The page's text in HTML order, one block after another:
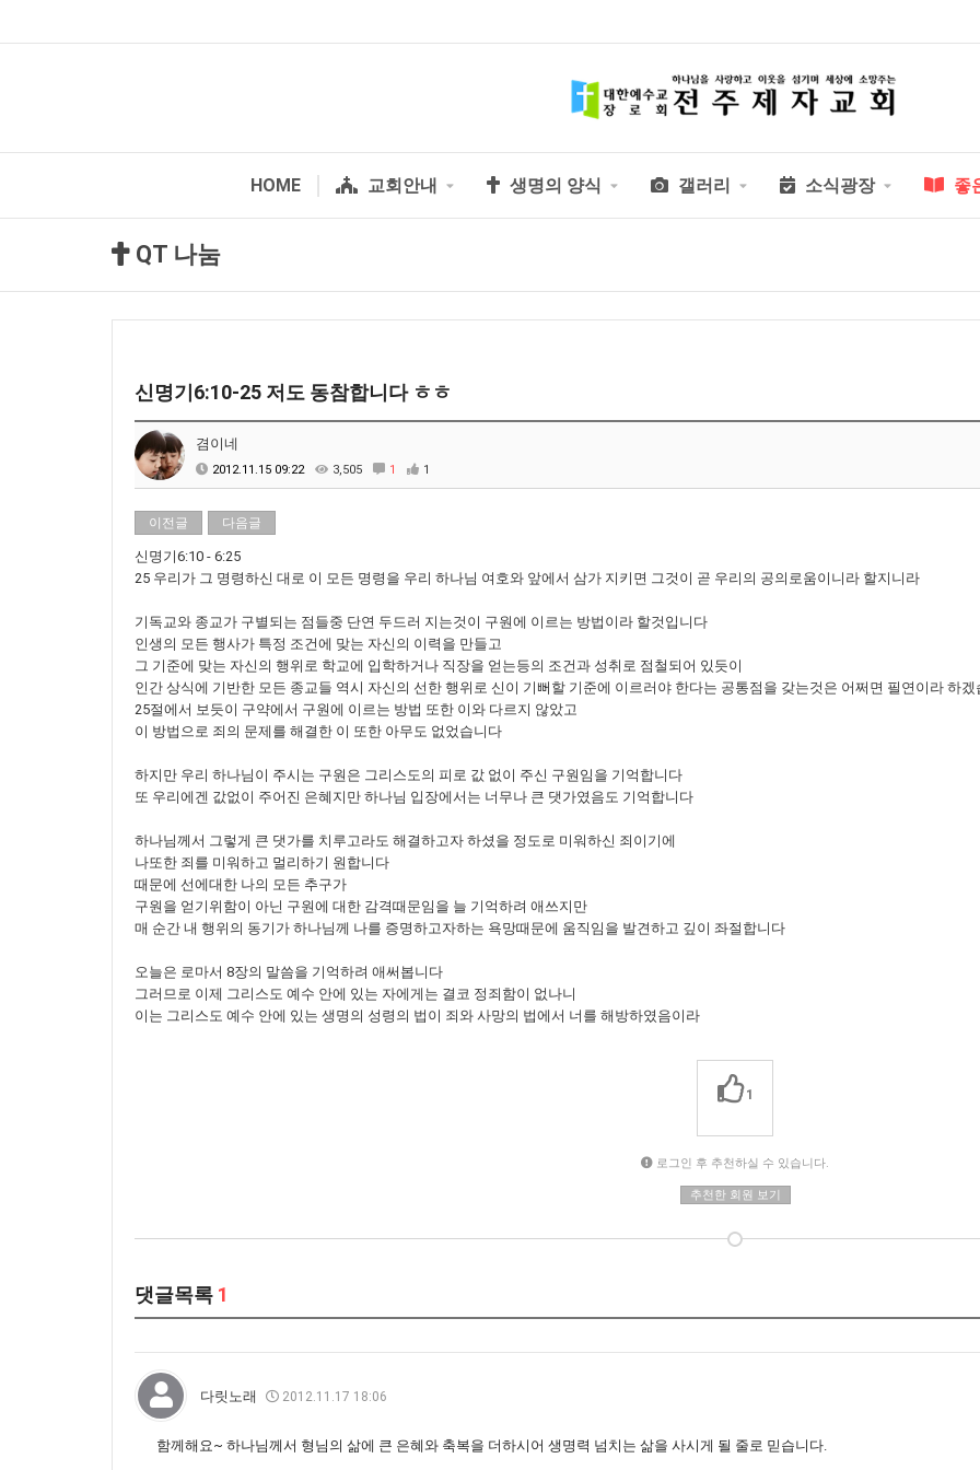
HOME 교회안내 생명의 양식 갤러리 소식광장 좋
QT 나눔
신명기6:10-25 저도 동참합니다 ㅎㅎ
겸이네
2012.11.15 09:22 3,505 1 1
이전글 다음글
신명기6:10 - 6:25
25 우리가 그 명령하신 대로 이 모든 명령을 우리 하나님 여호와 앞에서 삼가 지키면 그것이 곧 우리의 공의로움이니라 할지니라
기독교와 종교가 구별되는 점들중 단연 두드러 지는것이 구원에 이르는 방법이라 할것입니다
인생의 모든 행사가 특정 조건에 맞는 자신의 이력을 만들고
그 기준에 맞는 자신의 행위로 학교에 입학하거나 직장을 얻는등의 조건과 성취로 점철되어 있듯이
인간 상식에 기반한 모든 종교들 역시 자신의 선한 행위로 신이 기뻐할 기준에 이르러야 한다는 공통점을 갖는것은 어쩌면 필연이라 하겠
25절에서 보듯이 구약에서 구원에 이르는 방법 또한 이와 다르지 않았고
이 방법으로 죄의 문제를 해결한 이 또한 아무도 없었습니다
하지만 우리 하나님이 주시는 구원은 그리스도의 피로 값 없이 주신 구원임을 기억합니다
또 우리에겐 값없이 주어진 은혜지만 하나님 입장에서는 너무나 큰 댓가였음도 기억합니다
하나님께서 그렇게 큰 댓가를 치루고라도 해결하고자 하셨을 정도로 미워하신 죄이기에
나또한 죄를 미워하고 멀리하기 원합니다
때문에 선에대한 나의 모든 추구가
구원을 얻기위함이 아닌 구원에 대한 감격때문임을 늘 기억하려 애쓰지만
매 순간 내 행위의 동기가 하나님께 나를 증명하고자하는 욕망때문에 움직임을 발견하고 깊이 좌절합니다
오늘은 로마서 8장의 말씀을 기억하려 애써봅니다
그러므로 이제 그리스도 예수 안에 있는 자에게는 결코 정죄함이 없나니
이는 그리스도 예수 안에 있는 생명의 성령의 법이 죄와 사망의 법에서 너를 해방하였음이라
1
로그인 후 추천하실 수 있습니다.
추천한 회원 보기
댓글목록 1
다릿노래 2012.11.17 18:06
함께해요~ 하나님께서 형님의 삶에 큰 은혜와 축복을 더하시어 생명력 넘치는 삶을 사시게 될 줄로 믿습니다.